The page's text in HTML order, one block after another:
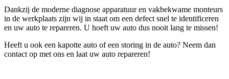
Dankzij de moderne diagnose apparatuur en vakbekwame monteurs
in de werkplaats zijn wij in staat om een defect snel te identificeren
en uw auto te repareren. U hoeft uw auto dus nooit lang te missen!
Heeft u ook een kapotte auto of een storing in de auto? Neem dan
contact op met ons en laat uw auto repareren!